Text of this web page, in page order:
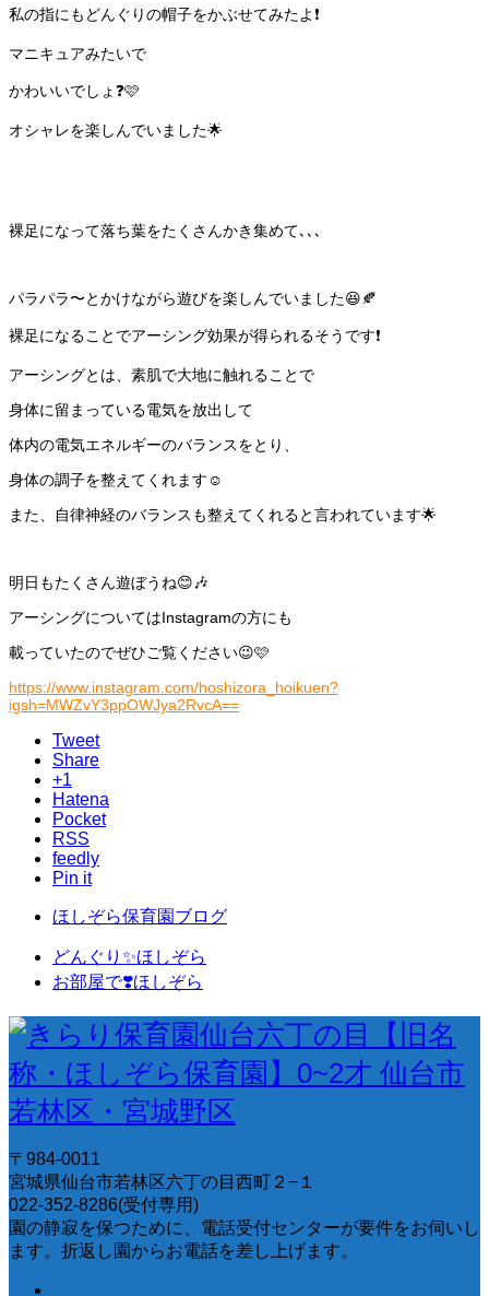
私の指にもどんぐりの帽子をかぶせてみたよ❗️
マニキュアみたいで
かわいいでしょ❓🩷
オシャレを楽しんでいました🌟
裸足になって落ち葉をたくさんかき集めて､､､
パラパラ〜とかけながら遊びを楽しんでいました😆🍂
裸足になることでアーシング効果が得られるそうです❗️
アーシングとは、素肌で大地に触れることで
身体に留まっている電気を放出して
体内の電気エネルギーのバランスをとり、
身体の調子を整えてくれます☺️
また、自律神経のバランスも整えてくれると言われています🌟
明日もたくさん遊ぼうね😊🎶
アーシングについてはInstagramの方にも
載っていたのでぜひご覧ください😉🩷
https://www.instagram.com/hoshizora_hoikuen?
igsh=MWZvY3ppOWJya2RvcA==
Tweet
Share
+1
Hatena
Pocket
RSS
feedly
Pin it
ほしぞら保育園ブログ
どんぐり✨ほしぞら
お部屋で❣️ほしぞら
〒984-0011
宮城県仙台市若林区六丁の目西町２−１
022-352-8286(受付専用)
園の静寂を保つために、電話受付センターが要件をお伺いし
ます。折返し園からお電話を差し上げます。